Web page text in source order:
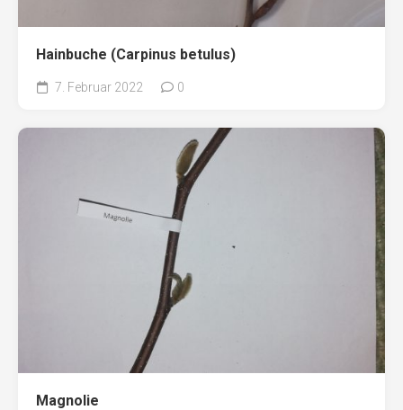
Hainbuche (Carpinus betulus)
7. Februar 2022 0
Magnolie